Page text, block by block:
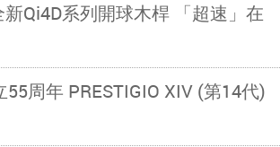
Qi4D系列開球木桿 「超速」在
55周年 PRESTIGIO XIV (第14代)